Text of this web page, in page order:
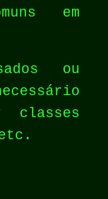
em
ou
classes